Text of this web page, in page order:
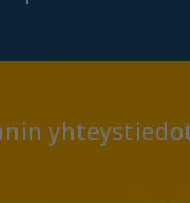
Kotkan jättimäinen